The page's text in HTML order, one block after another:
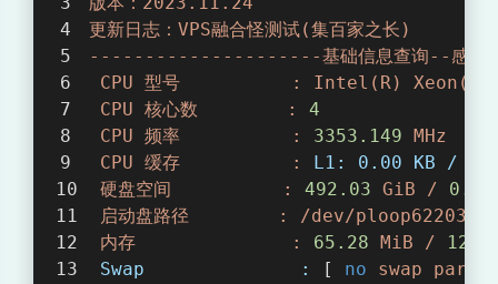
更新日志：VPS融合怪测试(集百家之长)
---------------------基础信息查询--感
CPU 型号 : Intel(R)
Xeon(R)
CPU 核心数 :
4
CPU 频率 : 3353.149 MHz
CPU 缓存 :
L1: 0.00 KB /
硬盘空间
: 492.03 GiB /
0.06
启动盘路径
:
/dev/ploop62203p1
内存
: 65.28 MiB /
Swap              :
[ no swap